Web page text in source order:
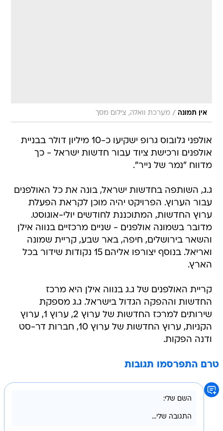
אין תמונה / מערכת וואלה, צילום מסך
אולפני גלובוס גרופ ישקיעו כ-10 מיליון דולר בבניית
אולפנים ורכישת ציוד עבור חדשות ישראל - כך
מדווח "נמר של נייר".
ג.ג, השותפה בחדשות ישראל, בונה את כל האולפנים
עבור הערוץ. הפרויקט יהיה מוכן לקראת הפעלת
ערוץ החדשות, המתוכננת לחודשים יולי-אוגוסט.
מדובר בשמונה אולפנים - שניים מרכזיים בנווה אילן
והשאר בירושלים, חיפה, באר שבע, קריית שמונה
ואריאל. בנוסף יצורפו אליהם 15 נקודות שידור בכל
הארץ.
קריית האולפנים של ג.ג בנווה אילן היא מרכז
החדשות וההפקה הגדול בישראל. ג.ג מספקת
שירותים למרכז החדשות של ערוץ 2, ערוץ 1, ערוץ
הקניות, ערוץ החדשות של ערוץ 10, חברות דר-סט
ודנה הפקות.
טרם התפרסמו תגובות